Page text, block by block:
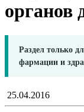
органов
Раздел только
фармации и
25.04.2016